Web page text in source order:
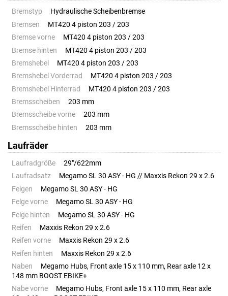
Bremstyp
Hydraulische Scheibenbremse
Bremsen
MT420 4 piston 203 / 203
Bremse vorne
MT420 4 piston 203 / 203
Bremse hinten
MT420 4 piston 203 / 203
Bremshebel
MT420 4 piston 203 / 203
Bremshebel Vorderrad
MT420 4 piston 203 / 203
Bremshebel Hinterrad
MT420 4 piston 203 / 203
Bremsscheiben
203 mm
Bremsscheibe vorne
203 mm
Bremsscheibe hinten
203 mm
Laufräder
Laufradgröße
29"/622mm
Laufradsatz
Megamo SL 30 ASY - HG // Maxxis Rekon 29 x 2.6
Felgen
Megamo SL 30 ASY - HG
Felge vorne
Megamo SL 30 ASY - HG
Felge hinten
Megamo SL 30 ASY - HG
Reifen
Maxxis Rekon 29 x 2.6
Reifen vorne
Maxxis Rekon 29 x 2.6
Reifen hinten
Maxxis Rekon 29 x 2.6
Naben
Megamo Hubs, Front axle 15 x 110 mm, Rear axle 12 x
148 mm BOOST EBIKE+
Nabe vorne
Megamo Hubs, Front axle 15 x 110 mm, Rear axle